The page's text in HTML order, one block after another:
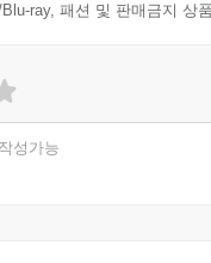
ray, 패션 및 판매금지 상
성가능